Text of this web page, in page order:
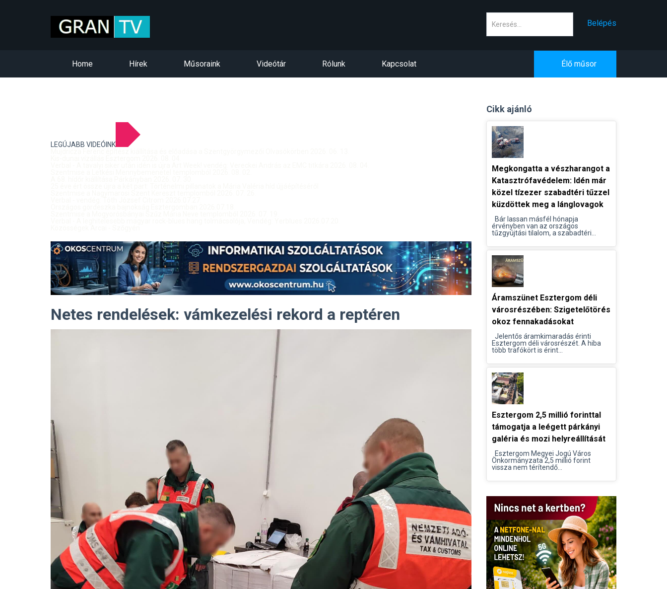
Belépés
Home Hírek Műsoraink Videótár Rólunk Kapcsolat Élő műsor
LEGÚJABB VIDEÓINK
Netes rendelések: vámkezelési rekord a reptéren
Cikk ajánló
Megkongatta a vészharangot a
Katasztrófavédelem: Idén már
közel tízezer szabadtéri tűzzel
küzdöttek meg a lánglovagok
Bár lassan másfél hónapja
érvényben van az országos
tűzgyújtási tilalom, a szabadtéri...
Áramszünet Esztergom déli
városrészében: Szigetelőtörés
okoz fennakadásokat
Jelentős áramkimaradás érinti
Esztergom déli városrészét. A hiba
több trafókört is érint...
Esztergom 2,5 millió forinttal
támogatja a leégett párkányi
galéria és mozi helyreállítását
Esztergom Megyei Jogú Város
Önkormányzata 2,5 millió forint
vissza nem térítendő...